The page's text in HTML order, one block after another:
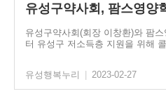
유성구약사회, 팜스영양
유성구약사회(회장 이창환)와 팜
터 유성구 저소득층 지원을 위해
유성행복누리 2023-02-27